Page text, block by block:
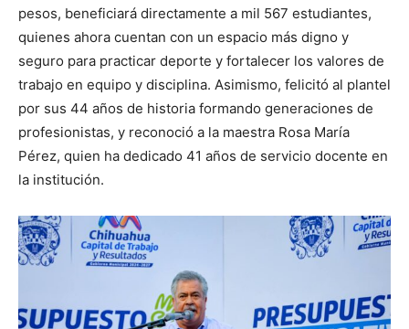
pesos, beneficiará directamente a mil 567 estudiantes,
quienes ahora cuentan con un espacio más digno y
seguro para practicar deporte y fortalecer los valores de
trabajo en equipo y disciplina. Asimismo, felicitó al plantel
por sus 44 años de historia formando generaciones de
profesionistas, y reconoció a la maestra Rosa María
Pérez, quien ha dedicado 41 años de servicio docente en
la institución.